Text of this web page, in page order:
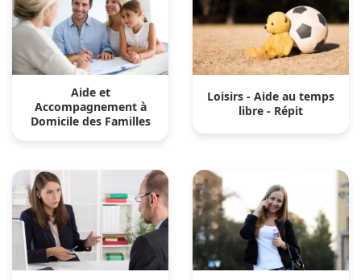
Aide et
Accompagnement à
Domicile des Familles
Loisirs - Aide au temps
libre - Répit